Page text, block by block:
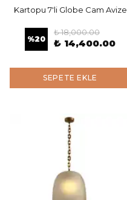
Kartopu 7'li Globe Cam Avize
%20
₺ 18,000.00
₺ 14,400.00
SEPETE EKLE